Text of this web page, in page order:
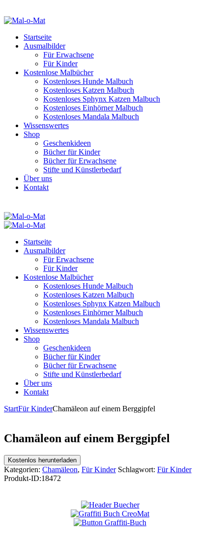
Startseite
Ausmalbilder
Für Erwachsene
Für Kinder
Kostenlose Malbücher
Kostenloses Hunde Malbuch
Kostenloses Katzen Malbuch
Kostenloses Sphynx Katzen Malbuch
Kostenloses Einhörner Malbuch
Kostenloses Mandala Malbuch
Wissenswertes
Shop
Geschenkideen
Bücher für Kinder
Bücher für Erwachsene
Stifte und Künstlerbedarf
Über uns
Kontakt
Startseite
Ausmalbilder
Für Erwachsene
Für Kinder
Kostenlose Malbücher
Kostenloses Hunde Malbuch
Kostenloses Katzen Malbuch
Kostenloses Sphynx Katzen Malbuch
Kostenloses Einhörner Malbuch
Kostenloses Mandala Malbuch
Wissenswertes
Shop
Geschenkideen
Bücher für Kinder
Bücher für Erwachsene
Stifte und Künstlerbedarf
Über uns
Kontakt
StartFür KinderChamäleon auf einem Berggipfel
Chamäleon auf einem Berggipfel
Kostenlos herunterladen
Kategorien: Chamäleon, Für Kinder Schlagwort: Für Kinder
Produkt-ID:18472